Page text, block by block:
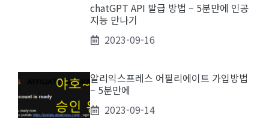
chatGPT API 발급 방법 – 5분만에 인공
지능 만나기
2023-09-16
알리익스프레스 어필리에이트 가입방법
– 5분만에
2023-09-14